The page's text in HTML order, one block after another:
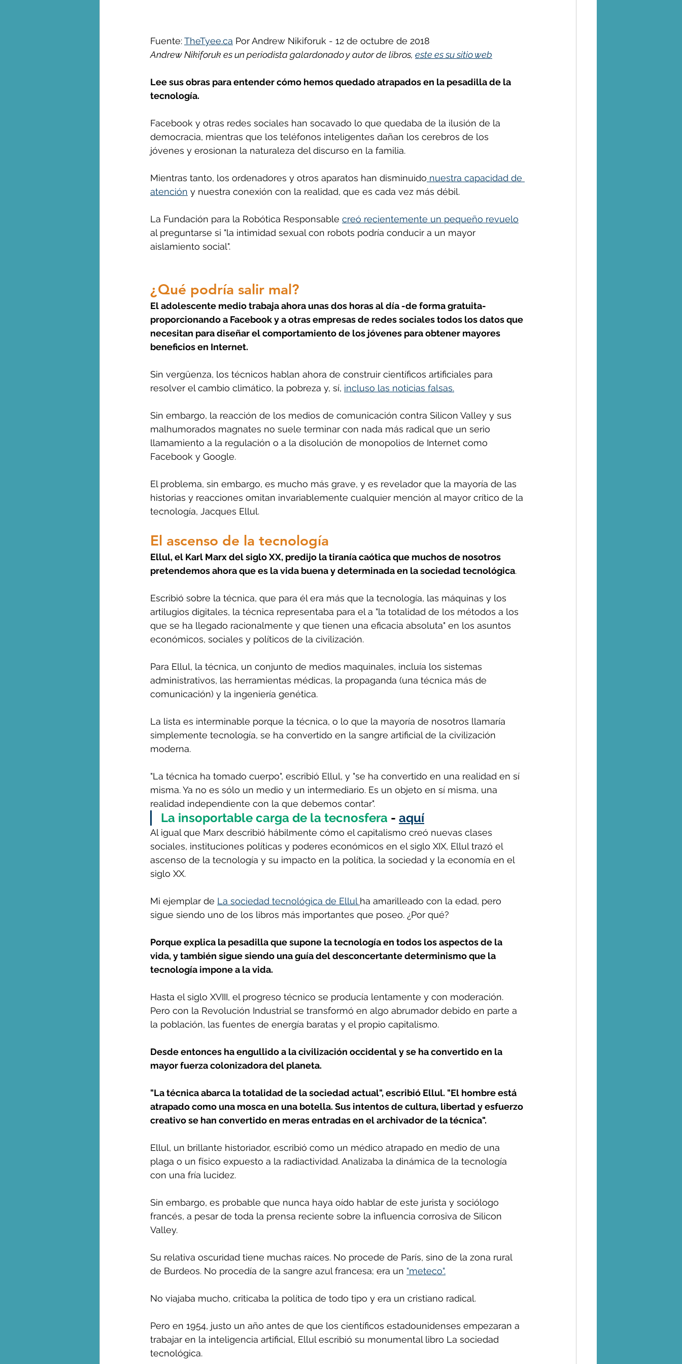
George Monbiot en español Huella de carbono
Fuente: TheTyee.ca Por Andrew Nikiforuk - 12 de octubre de 2018
Andrew Nikiforuk es un periodista galardonado y autor de libros, este es su sitio web
Lee sus obras para entender cómo hemos quedado atrapados en la pesadilla de la
tecnología.
Facebook y otras redes sociales han socavado lo que quedaba de la ilusión de la
democracia, mientras que los teléfonos inteligentes dañan los cerebros de los
jóvenes y erosionan la naturaleza del discurso en la familia.
Mientras tanto, los ordenadores y otros aparatos han disminuido nuestra capacidad de
atención y nuestra conexión con la realidad, que es cada vez más débil.
La Fundación para la Robótica Responsable creó recientemente un pequeño revuelo
al preguntarse si "la intimidad sexual con robots podría conducir a un mayor
aislamiento social".
¿Qué podría salir mal?
El adolescente medio trabaja ahora unas dos horas al día -de forma gratuita-
proporcionando a Facebook y a otras empresas de redes sociales todos los datos que
necesitan para diseñar el comportamiento de los jóvenes para obtener mayores
beneficios en Internet.
Sin vergüenza, los técnicos hablan ahora de construir científicos artificiales para
resolver el cambio climático, la pobreza y, sí, incluso las noticias falsas.
Sin embargo, la reacción de los medios de comunicación contra Silicon Valley y sus
malhumorados magnates no suele terminar con nada más radical que un serio
llamamiento a la regulación o a la disolución de monopolios de Internet como
Facebook y Google.
El problema, sin embargo, es mucho más grave, y es revelador que la mayoría de las
historias y reacciones omitan invariablemente cualquier mención al mayor crítico de la
tecnología, Jacques Ellul.
El ascenso de la tecnología
Ellul, el Karl Marx del siglo XX, predijo la tiranía caótica que muchos de nosotros
pretendemos ahora que es la vida buena y determinada en la sociedad tecnológica.
Escribió sobre la técnica, que para él era más que la tecnología, las máquinas y los
artilugios digitales, la técnica representaba para el a "la totalidad de los métodos a los
que se ha llegado racionalmente y que tienen una eficacia absoluta" en los asuntos
económicos, sociales y políticos de la civilización.
Para Ellul, la técnica, un conjunto de medios maquinales, incluía los sistemas
administrativos, las herramientas médicas, la propaganda (una técnica más de
comunicación) y la ingeniería genética.
La lista es interminable porque la técnica, o lo que la mayoría de nosotros llamaría
simplemente tecnología, se ha convertido en la sangre artificial de la civilización
moderna.
"La técnica ha tomado cuerpo", escribió Ellul, y "se ha convertido en una realidad en sí
misma. Ya no es sólo un medio y un intermediario. Es un objeto en sí misma, una
realidad independiente con la que debemos contar".
La insoportable carga de la tecnosfera - aquí
Al igual que Marx describió hábilmente cómo el capitalismo creó nuevas clases
sociales, instituciones políticas y poderes económicos en el siglo XIX, Ellul trazó el
ascenso de la tecnología y su impacto en la política, la sociedad y la economía en el
siglo XX.
Mi ejemplar de La sociedad tecnológica de Ellul ha amarilleado con la edad, pero
sigue siendo uno de los libros más importantes que poseo. ¿Por qué?
Porque explica la pesadilla que supone la tecnología en todos los aspectos de la
vida, y también sigue siendo una guía del desconcertante determinismo que la
tecnología impone a la vida.
Hasta el siglo XVIII, el progreso técnico se producía lentamente y con moderación.
Pero con la Revolución Industrial se transformó en algo abrumador debido en parte a
la población, las fuentes de energía baratas y el propio capitalismo.
Desde entonces ha engullido a la civilización occidental y se ha convertido en la
mayor fuerza colonizadora del planeta.
"La técnica abarca la totalidad de la sociedad actual", escribió Ellul. "El hombre está
atrapado como una mosca en una botella. Sus intentos de cultura, libertad y esfuerzo
creativo se han convertido en meras entradas en el archivador de la técnica".
Ellul, un brillante historiador, escribió como un médico atrapado en medio de una
plaga o un físico expuesto a la radiactividad. Analizaba la dinámica de la tecnología
con una fría lucidez.
Sin embargo, es probable que nunca haya oído hablar de este jurista y sociólogo
francés, a pesar de toda la prensa reciente sobre la influencia corrosiva de Silicon
Valley.
Su relativa oscuridad tiene muchas raíces. No procede de París, sino de la zona rural
de Burdeos. No procedía de la sangre azul francesa; era un "meteco".
No viajaba mucho, criticaba la política de todo tipo y era un cristiano radical.
Pero en 1954, justo un año antes de que los científicos estadounidenses empezaran a
trabajar en la inteligencia artificial, Ellul escribió su monumental libro La sociedad
tecnológica.